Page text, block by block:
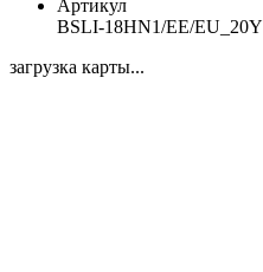
Артикул
BSLI-18HN1/EE/EU_20Y
загрузка карты...